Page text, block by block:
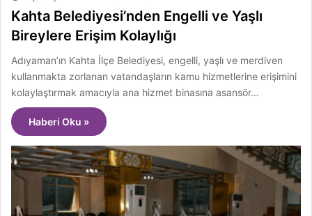
Kahta Belediyesi’nden Engelli ve Yaşlı
Bireylere Erişim Kolaylığı
Adıyaman’ın Kahta İlçe Belediyesi, engelli, yaşlı ve merdiven
kullanmakta zorlanan vatandaşların kamu hizmetlerine erişimini
kolaylaştırmak amacıyla ana hizmet binasına asansör…
Haberi Oku »